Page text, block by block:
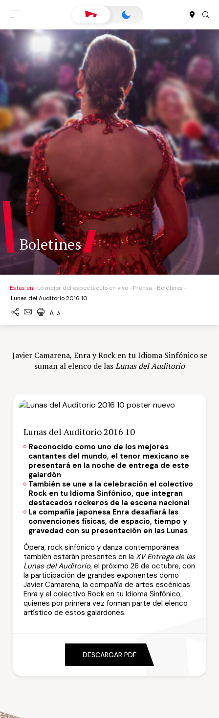
Boletines
Estás en: Lo mejor del espectáculo en vivo Prensa
Boletines
Lunas del Auditorio 2016 10
A A
Javier Camarena, Enra y Rock en tu Idioma Sinfónico se
suman al elenco de lasLunas del Auditorio
Lunas del Auditorio 2016 10
Reconocido como uno de los mejores
cantantes del mundo, el tenor mexicano se
presentará en la noche de entrega de este
galardón
También se une a la celebración el colectivo
Rock en tu Idioma Sinfónico, que integran
destacados rockeros de la escena nacional
La compañía japonesa Enra desafiará las
convenciones físicas, de espacio, tiempo y
gravedad con su presentación en las Lunas
Ópera, rock sinfónico y danza contemporánea
también estarán presentes en la XV Entrega de las
Lunas del Auditorio, el próximo 26 de octubre, con
la participación de grandes exponentes como
Javier Camarena, la compañía de artes escénicas
Enra y el colectivo Rock en tu Idioma Sinfónico,
quienes por primera vez forman parte del elenco
artístico de estos galardones.
DESCARGAR PDF